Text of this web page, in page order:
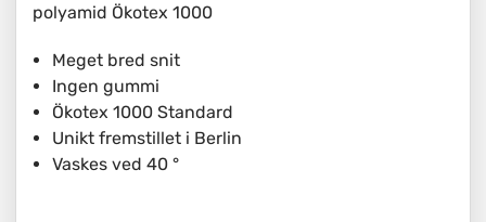
polyamid Ökotex 1000
Meget bred snit
Ingen gummi
Ökotex 1000 Standard
Unikt fremstillet i Berlin
Vaskes ved 40 °